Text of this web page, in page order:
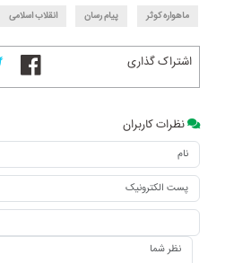
ماهواره کوثر پیام رسان انقلاب اسلامی
اشتراک گذاری
نظرات کاربران